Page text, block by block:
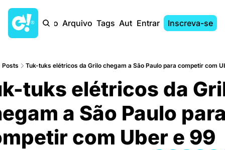
Início Arquivo Tags AutoresEntrar Inscreva-se
Posts Tuk-tuks elétricos da Grilo chegam a São Paulo para competir com
tuks elétricos da
a São Paulo
com Uber e 99